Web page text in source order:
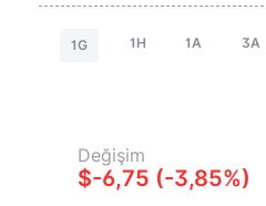
1G 1H 1A 3A
Değişim
$-6,75 (-3,85%)